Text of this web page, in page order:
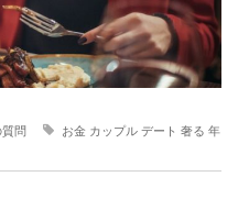
問 お金 カップル デート 奢る 年